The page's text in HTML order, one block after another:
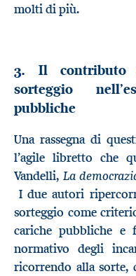
molti di più.
3. Il contributo
sorteggio
pubbliche
Una rassegna di
l’agile libretto che
Vandelli, La
I due autori
sorteggio come
cariche pubbliche e
normativo degli
ricorrendo alla sorte,